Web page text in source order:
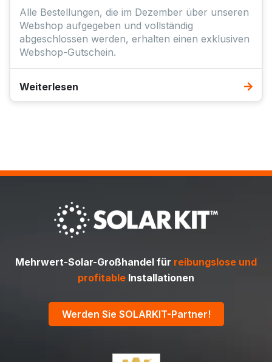
Alle Bestellungen, die im Dezember über unseren
Webshop aufgegeben und vollständig
abgeschlossen werden, erhalten einen exklusiven
Webshop-Gutschein.
Weiterlesen
Mehrwert-Solar-Großhandel für reibungslose und
profitable Installationen
Werden Sie SOLARKIT-Partner!